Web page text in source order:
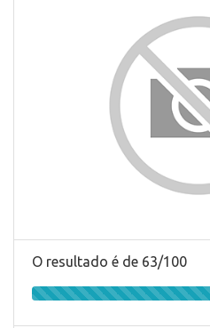
O resultado é de 63/100